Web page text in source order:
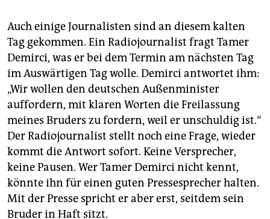
Auch einige Journalisten sind an diesem kalten
Tag gekommen. Ein Ra­dio­journalist fragt Tamer
Demirci, was er bei dem Termin am nächsten Tag
im Auswärtigen Tag wolle. Demirci antwortet ihm:
„Wir wollen den deutschen Außenminister
auffordern, mit klaren Worten die Freilassung
meines Bruders zu fordern, weil er unschuldig ist.“
Der Radiojournalist stellt noch eine Frage, wieder
kommt die Antwort sofort. Keine Versprecher,
keine Pausen. Wer Tamer Demirci nicht kennt,
könnte ihn für einen guten Pressesprecher halten.
Mit der Presse spricht er aber erst, seitdem sein
Bruder in Haft sitzt.